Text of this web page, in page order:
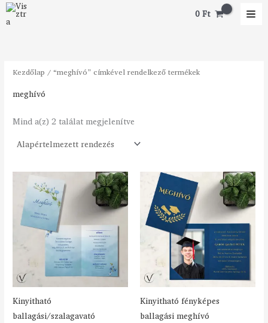
Skip
to
0Ft
MM
Kezdőlap / “meghívó” címkével rendelkező termékek
meghívó
Mind a(z) 2 találat megjelenítve
Kinyitható
ballagási/szalagavató
Kinyitható fényképes
ballagási meghívó